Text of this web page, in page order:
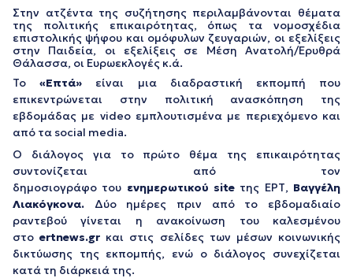
Στην ατζέντα της συζήτησης περιλαμβάνονται θέματα
της πολιτικής επικαιρότητας, όπως τα νομοσχέδια
επιστολικής ψήφου και ομόφυλων ζευγαριών, οι εξελίξεις
στην Παιδεία, οι εξελίξεις σε Μέση Ανατολή/Ερυθρά
Θάλασσα, οι Ευρωεκλογές κ.ά.
Το«Επτά» είναι μια διαδραστική εκπομπή που
επικεντρώνεται στην πολιτική ανασκόπηση της
εβδομάδας με video εμπλουτισμένα με περιεχόμενο και
από τα social media.
Ο διάλογος για το πρώτο θέμα της επικαιρότητας
συντονίζεται από τον
δημοσιογράφο του ενημερωτικού site της ΕΡΤ, Βαγγέλη
Λιακόγκονα. Δύο ημέρες πριν από το εβδομαδιαίο
ραντεβού γίνεται η ανακοίνωση του καλεσμένου
στοertnews.gr και στις σελίδες των μέσων κοινωνικής
δικτύωσης της εκπομπής, ενώ ο διάλογος συνεχίζεται
κατά τη διάρκειά της.